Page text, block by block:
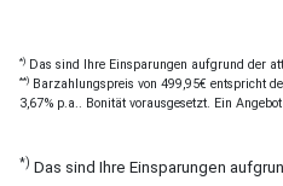
*) Das sind Ihre Einsparungen aufgrund der
**) Barzahlungspreis von 499,95€ entspricht
3,67% p.a.. Bonität vorausgesetzt. Ein
*) Das sind Ihre Einsparungen